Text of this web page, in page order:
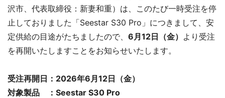
沢市、代表取締役：新妻和重）は、このたび一時受注を停
止しておりました「Seestar S30 Pro」につきまして、安
定供給の目途がたちましたので、 6月12日（金） より受注
を再開いたしますことをお知らせいたします。
受注再開日：2026年6月12日（金）
対象製品 ：Seestar S30 Pro